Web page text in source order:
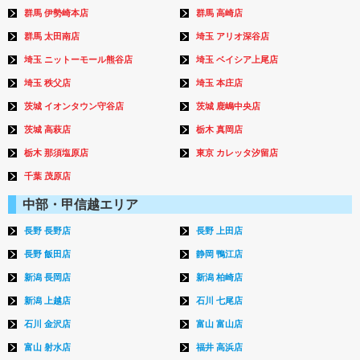
群馬 伊勢崎本店 群馬 高崎店
群馬 太田南店 埼玉 アリオ深谷店
埼玉 ニットーモール熊谷店 埼玉 ベイシア上尾店
埼玉 秩父店 埼玉 本庄店
茨城 イオンタウン守谷店 茨城 鹿嶋中央店
茨城 高萩店 栃木 真岡店
栃木 那須塩原店 東京 カレッタ汐留店
千葉 茂原店
中部・甲信越エリア
長野 長野店 長野 上田店
長野 飯田店 静岡 鴨江店
新潟 長岡店 新潟 柏崎店
新潟 上越店 石川 七尾店
石川 金沢店 富山 富山店
富山 射水店 福井 高浜店